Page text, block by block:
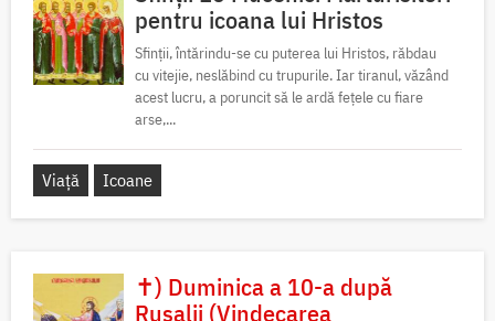
pentru icoana lui Hristos
Sfinții, întărindu-se cu puterea lui Hristos, răbdau
cu vitejie, neslăbind cu trupurile. Iar tiranul, văzând
acest lucru, a poruncit să le ardă fețele cu fiare
arse,...
Viață Icoane
✝) Duminica a 10-a după
Rusalii (Vindecarea